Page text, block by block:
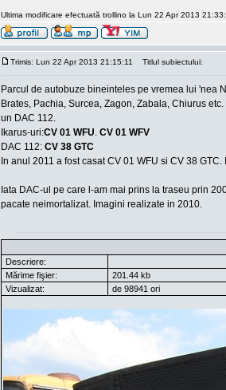
Ultima modificare efectuată trollino la Lun 22 Apr 2013
Trimis: Lun 22 Apr 2013 21:15:11 Titlul subiectului:
Parcul de autobuze bineinteles pe vremea lui 'nea
Brates, Pachia, Surcea, Zagon, Zabala, Chiurus
un DAC 112.
Ikarus-uri:CV 01 WFU. CV 01 WFV
DAC 112: CV 38 GTC
In anul 2011 a fost casat CV 01 WFU si CV 38
Iata DAC-ul pe care l-am mai prins la traseu prin
pacate neimortalizat. Imagini realizate in 2010.
Descriere:
Mărime fişier:
201.44 kb
Vizualizat:
de 98941 ori